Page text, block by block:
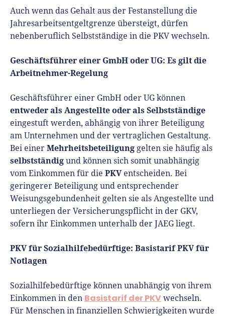
Auch wenn das Gehalt aus der Festanstellung die
Jahresarbeitsentgeltgrenze übersteigt, dürfen
nebenberuflich Selbstständige in die PKV wechseln.
Geschäftsführer einer GmbH oder UG: Es gilt die
Arbeitnehmer-Regelung
Geschäftsführer einer GmbH oder UG können
entweder als Angestellte oder als Selbstständige
eingestuft werden, abhängig von ihrer Beteiligung
am Unternehmen und der vertraglichen Gestaltung.
Bei einer Mehrheitsbeteiligung gelten sie häufig als
selbstständig und können sich somit unabhängig
vom Einkommen für die PKVentscheiden. Bei
geringerer Beteiligung und entsprechender
Weisungsgebundenheit gelten sie als Angestellte und
unterliegen der Versicherungspflicht in der GKV,
sofern ihr Einkommen unterhalb der JAEG liegt.
PKV für Sozialhilfebedürftige: Basistarif PKV für
Notlagen
Sozialhilfebedürftige können unabhängig von ihrem
Einkommen in den Basistarif der PKV wechseln.
Für Menschen in finanziellen Schwierigkeiten wurde